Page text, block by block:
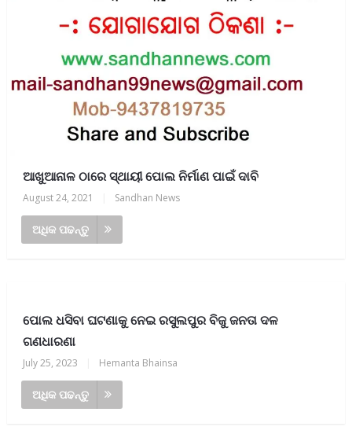
ଆଖୁଆନାଳ ଠାରେ ସ୍ଥାୟୀ ପୋଲ ନିର୍ମାଣ ପାଇଁ ଦାବି
August 24, 2021 Sandhan News
ଅଧିକ ପଢନ୍ତୁ
ପୋଲ ଧସିବା ଘଟଣାକୁ ନେଇ ରସୁଲପୁର ବିଜୁ ଜନତା ଦଳ
ଗଣଧାରଣା
July 25, 2023 Hemanta Bhainsa
ଅଧିକ ପଢନ୍ତୁ